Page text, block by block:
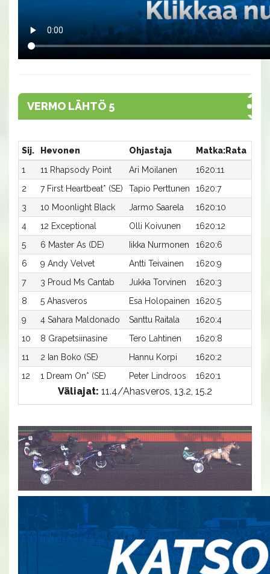
VERMO LÄHTÖ 5
Sij. Hevonen Ohjastaja Matka:Rata
1
11 Rhapsody Point Ari Moilanen 1620:11
2
7 First Heartbeat* (SE) Tapio Perttunen 1620:7
3
10 Moonlight Black Jarmo Saarela 1620:10
4
12 Exceptional Olli Koivunen 1620:12
5
6 Master As (DE) Iikka Nurmonen 1620:6
6
9 Andy Velvet Antti Teivainen 1620:9
7
3 Proud Ms Cantab Jukka Torvinen 1620:3
8
5 Ahasveros Esa Holopainen 1620:5
9
4 Sahara Maldonado Santtu Raitala 1620:4
10
8 Grapetsiinasine Tero Lahtinen 1620:8
11
2 Ian Boko (SE) Hannu Korpi 1620:2
12
1 Dream On* (SE) Peter Lindroos 1620:1
Väliajat: 11.4/Ahasveros, 13.2, 15.2